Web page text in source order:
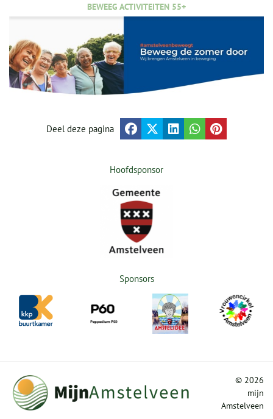
BEWEEG ACTIVITEITEN 55+
Deel deze pagina
Hoofdsponsor
Sponsors
© 2026
mijn
Amstelveen